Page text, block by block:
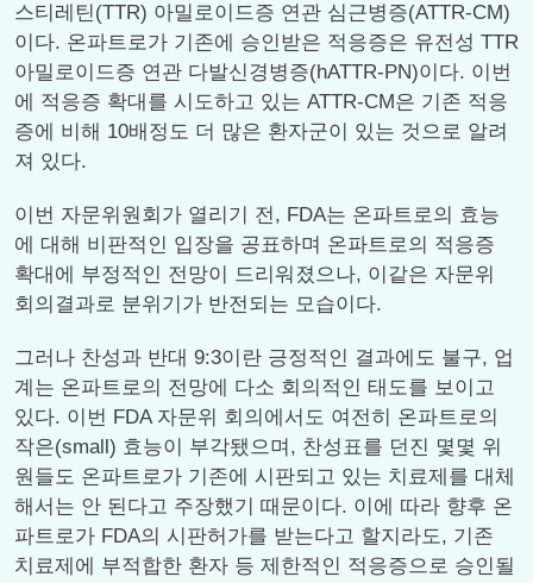
스티레틴(TTR) 아밀로이드증 연관 심근병증(ATTR-CM)
이다. 온파트로가 기존에 승인받은 적응증은 유전성 TTR
아밀로이드증 연관 다발신경병증(hATTR-PN)이다. 이번
에 적응증 확대를 시도하고 있는 ATTR-CM은 기존 적응
증에 비해 10배정도 더 많은 환자군이 있는 것으로 알려
져 있다.
이번 자문위원회가 열리기 전, FDA는 온파트로의 효능
에 대해 비판적인 입장을 공표하며 온파트로의 적응증
확대에 부정적인 전망이 드리워졌으나, 이같은 자문위
회의결과로 분위기가 반전되는 모습이다.
그러나 찬성과 반대 9:3이란 긍정적인 결과에도 불구, 업
계는 온파트로의 전망에 다소 회의적인 태도를 보이고
있다. 이번 FDA 자문위 회의에서도 여전히 온파트로의
작은(small) 효능이 부각됐으며, 찬성표를 던진 몇몇 위
원들도 온파트로가 기존에 시판되고 있는 치료제를 대체
해서는 안 된다고 주장했기 때문이다. 이에 따라 향후 온
파트로가 FDA의 시판허가를 받는다고 할지라도, 기존
치료제에 부적합한 환자 등 제한적인 적응증으로 승인될